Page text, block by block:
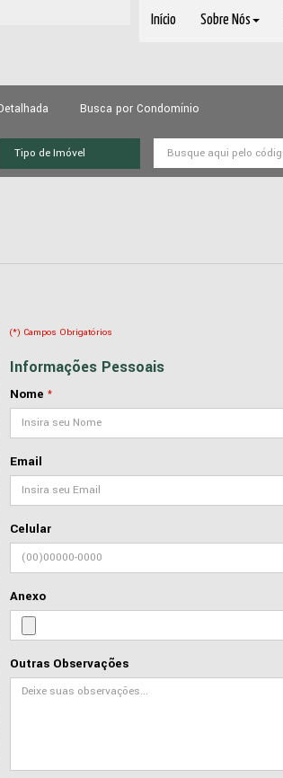
Início Sobre Nós
Busca por Condomínio
(*) Campos Obrigatórios
Informações Pessoais
Nome *
Email
Celular
Anexo
Outras Observações